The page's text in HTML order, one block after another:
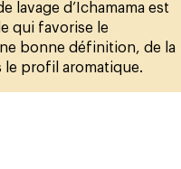
lavage d’Ichamama est
qui favorise le
bonne définition, de la
le profil aromatique.